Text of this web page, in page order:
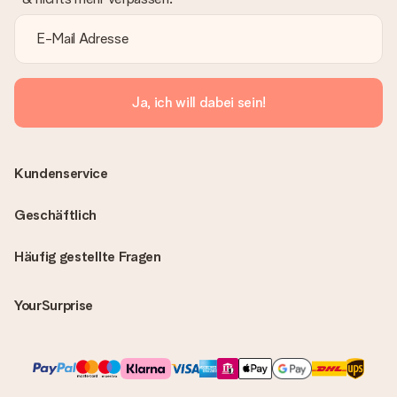
Ja, ich will dabei sein!
Häufig gestellte Fragen
YourSurprise
Kundenservice
Geschäftlich